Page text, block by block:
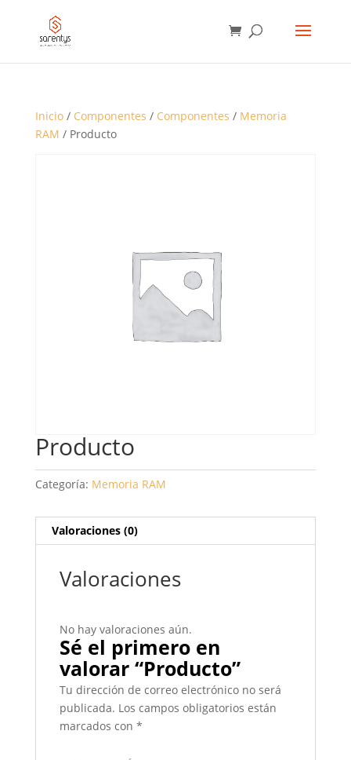
PRODUCTOS
Inicio/ Componentes / Componentes / Memoria
RAM / Producto
Producto
Categoría: Memoria RAM
Valoraciones (0)
Valoraciones
No hay valoraciones aún.
Sé el primero en
valorar “Producto”
Tu dirección de correo electrónico no será
publicada. Los campos obligatorios están
marcados con *